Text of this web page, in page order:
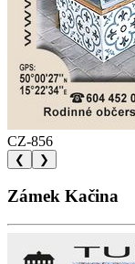
CZ-856
❮ ❯
Zámek Kačina